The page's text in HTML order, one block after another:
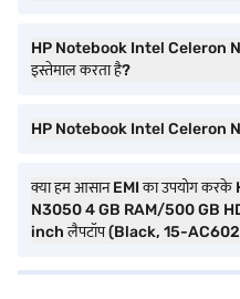
HP Notebook Intel Celeron
इस्तेमाल करता है?
HP Notebook Intel Celeron
क्या हम आसान EMI का उपयोग
N3050 4 GB RAM/500 GB
inch लैपटॉप (Black, 15-